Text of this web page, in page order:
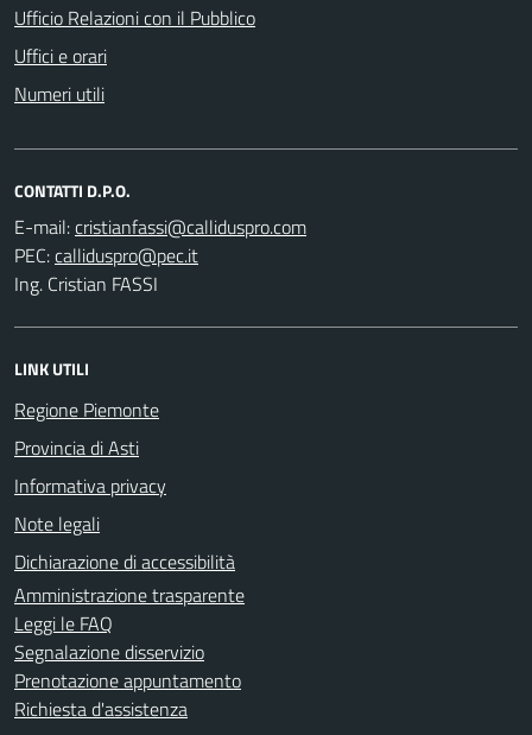
Ufficio Relazioni con il Pubblico
Uffici e orari
Numeri utili
CONTATTI D.P.O.
E-mail:
PEC:
Ing. Cristian FASSI
LINK UTILI
Regione Piemonte
Provincia di Asti
Informativa privacy
Note legali
Dichiarazione di accessibilità
Amministrazione trasparente
Leggi le FAQ
Segnalazione disservizio
Prenotazione appuntamento
Richiesta d'assistenza